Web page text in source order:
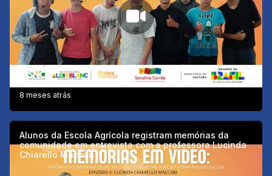
8 meses atrás
Alunos da Escola Agrícola registram memórias da
comunidade em entrevista com a professora Lucinda
Chiarello Maccari